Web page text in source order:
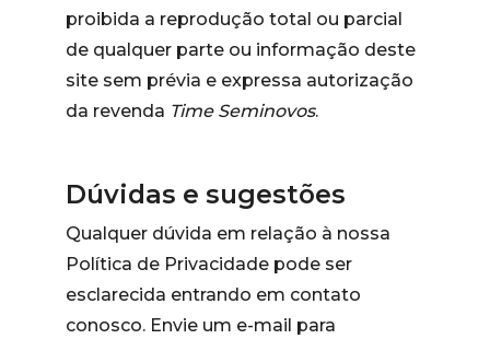
proibida a reprodução total ou parcial
de qualquer parte ou informação deste
site sem prévia e expressa autorização
da revenda Time Seminovos.
Dúvidas e sugestões
Qualquer dúvida em relação à nossa
Política de Privacidade pode ser
esclarecida entrando em contato
conosco. Envie um e-mail para